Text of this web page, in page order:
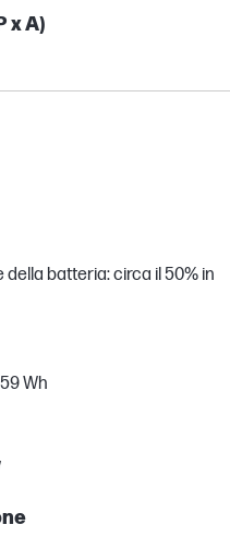
x A)
batteria: circa il 50% in
Wh